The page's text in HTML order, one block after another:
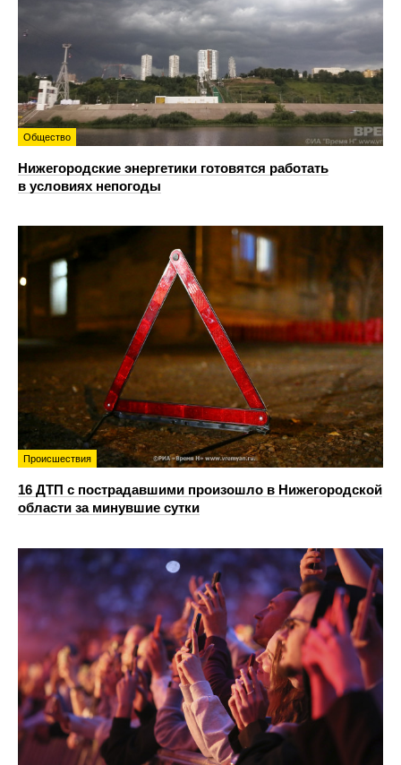
Общество
Нижегородские энергетики готовятся работать
в условиях непогоды
Происшествия
16 ДТП с пострадавшими произошло в Нижегородской
области за минувшие сутки